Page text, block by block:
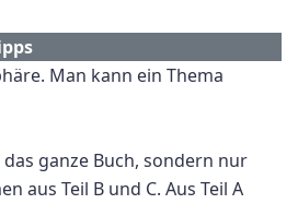
Man kann ein Thema
ganze Buch, sondern nur
aus Teil B und C. Aus Teil A